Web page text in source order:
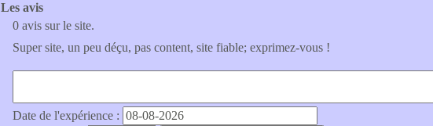
Les avis
0 avis sur le site.
Super site, un peu déçu, pas content, site fiable; exprimez-vous !
Date de l'expérience :